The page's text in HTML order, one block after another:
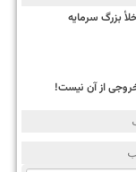
بزرگ سرمایه
از آن نیست!